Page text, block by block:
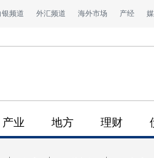
银频道 外汇频道 海外市场 产经
产业 地方 理财